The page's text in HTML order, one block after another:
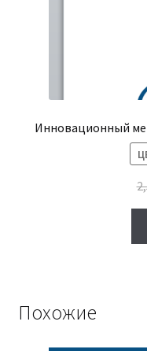
Инновационный
Похожие